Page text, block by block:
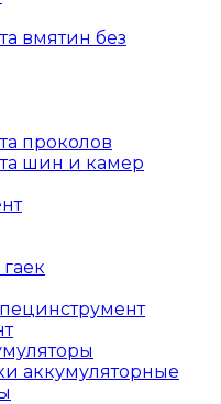
вмятин без
проколов
шин и камер
аккумуляторные